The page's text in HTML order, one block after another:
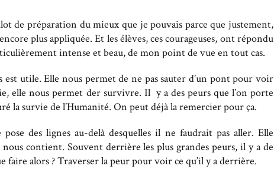
de préparation du mieux que je pouvais parce que justement,
plus appliquée. Et les élèves, ces courageuses, ont répondu
intense et beau, de mon point de vue en tout cas.
est utile. Elle nous permet de ne pas sauter d’un pont pour voir
elle nous permet der survivre. Il y a des peurs que l’on porte
la survie de l’Humanité. On peut déjà la remercier pour ça.
des lignes au-delà desquelles il ne faudrait pas aller. Elle
contient. Souvent derrière les plus grandes peurs, il y a de
faire alors ? Traverser la peur pour voir ce qu’il y a derrière.